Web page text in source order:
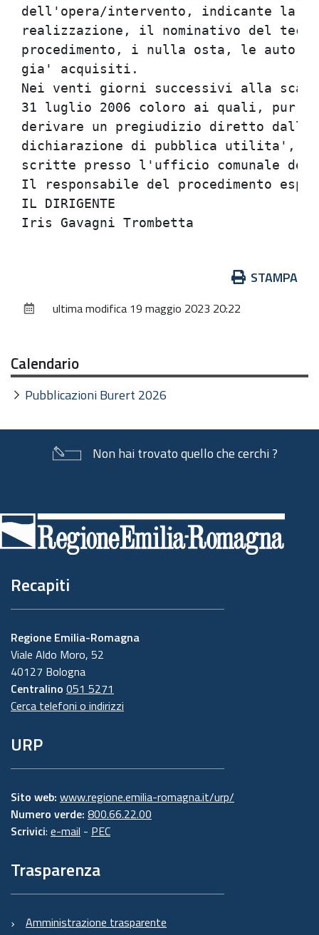
dell'opera/intervento, indicante la
realizzazione, il nominativo del
procedimento, i nulla osta, le
gia' acquisiti.
Nei venti giorni successivi alla
31 luglio 2006 coloro ai quali, pur
derivare un pregiudizio diretto
dichiarazione di pubblica utilita',
scritte presso l'ufficio comunale
Il responsabile del procedimento
IL DIRIGENTE
documento
STAMPA
ultima modifica 19 maggio 2023 20:22
Calendario
Pubblicazioni Burert 2026
Non hai trovato quello che cerchi ?
di
pagina
Recapiti
Regione Emilia-Romagna
Viale Aldo Moro, 52
40127 Bologna
Centralino 051 5271
Cerca telefoni o indirizzi
URP
Sito web: www.regione.emilia-romagna.it/urp/
Numero verde: 800.66.22.00
Scrivici: e-mail - PEC
Trasparenza
Amministrazione trasparente